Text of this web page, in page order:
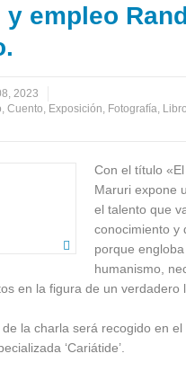
y empleo
2023
,Cuento, Exposición, Fotografía, Libro
Con el título
Maruri expone
el talento que
conocimiento y
porque
humanismo,
en la figura de un verdadero
de la charla será recogido en
‘Cariátide’.